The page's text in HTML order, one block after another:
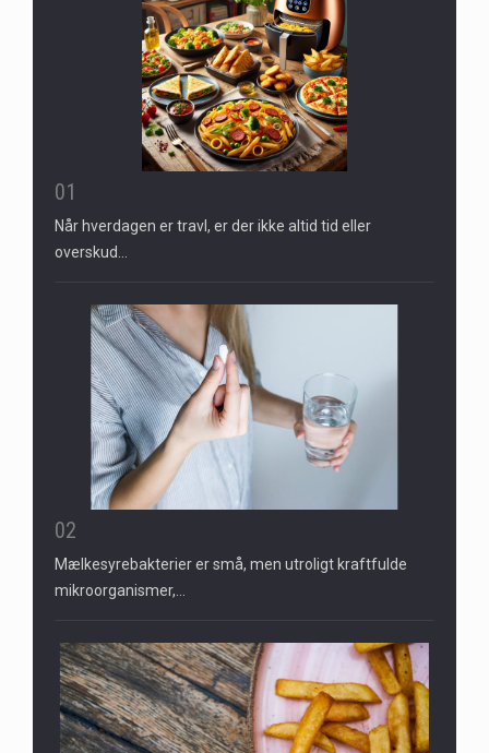
01
Når hverdagen er travl, er der ikke altid tid eller
overskud…
02
Mælkesyrebakterier er små, men utroligt kraftfulde
mikroorganismer,…